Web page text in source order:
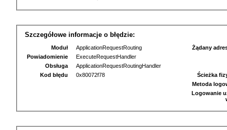
Szczegółowe informacje o błędzie:
Moduł
ApplicationRequestRouting
Powiadomienie
ExecuteRequestHandler
Obsługa
ApplicationRequestRoutingHandler
Kod błędu
0x80072f78
Żądany
Ścieżka
Metoda
Logowanie